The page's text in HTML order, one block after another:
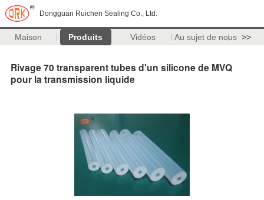
Dongguan Ruichen Sealing Co., Ltd.
Maison Produits Vidéos Au sujet de nous >>
Rivage 70 transparent tubes d'un silicone de MVQ
pour la transmission liquide